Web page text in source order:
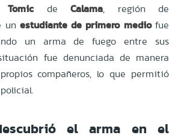
de Calama, región de
un estudiante de primero mediofue
un arma de fuego entre sus
fue denunciada de manera
compañeros, lo que permitió
el arma en el